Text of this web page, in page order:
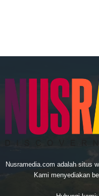
Nusramedia.com adalah situs
Kami menyediakan